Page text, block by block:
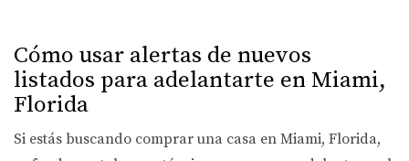
Cómo usar alertas de nuevos
listados para adelantarte en Miami,
Florida
Si estás buscando comprar una casa en Miami, Florida,